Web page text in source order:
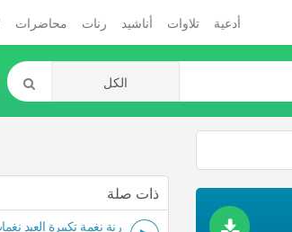
أدعية تلاوات أناشيد رنات محاضرات
ذات صلة